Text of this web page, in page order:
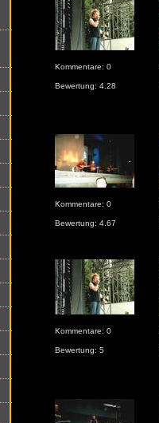
Kommentare: 0
Bewertung: 4.28
Kommentare: 0
Bewertung: 4.67
Kommentare: 0
Bewertung: 5